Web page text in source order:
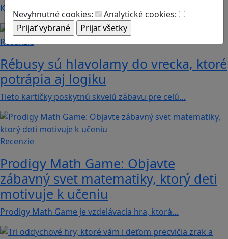
Nevyhnutné cookies:
Analytické cookies:
Kvíz zahŕňa otázky z mnohých vedných odborov a…
Recenzie
Rébusy sú hlavolamy do vrecka, ktoré
potrápia aj logiku
Tieto kartičky poskytnú skvelú zábavu pre celú…
Recenzie
Prodigy Math Game: Objavte
zábavný svet matematiky, ktorý deti
motivuje k učeniu
Prodigy Math Game je vzdelávacia hra, ktorá…